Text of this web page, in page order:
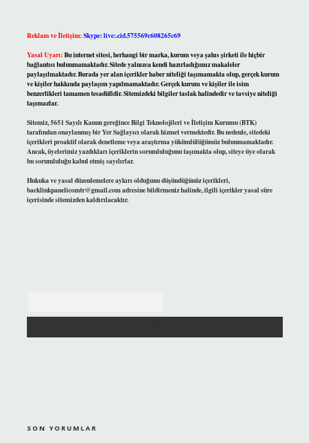
Reklam ve İletişim:Skype: live:.cid.575569c608265c69
Yasal Uyarı:Bu internet sitesi, herhangi bir marka, kurum veya şahıs şirketi ile hiçbir
bağlantısı bulunmamaktadır. Sitede yalnızca kendi hazırladığımız makaleler
paylaşılmaktadır. Burada yer alan içerikler haber niteliği taşımamakta olup, gerçek kurum
ve kişiler hakkında paylaşım yapılmamaktadır. Gerçek kurum ve kişiler ile isim
benzerlikleri tamamen tesadüfidir. Sitemizdeki bilgiler taslak halindedir ve tavsiye niteliği
taşımazlar.
Sitemiz, 5651 Sayılı Kanun gereğince Bilgi Teknolojileri ve İletişim Kurumu (BTK)
tarafından onaylanmış bir Yer Sağlayıcı olarak hizmet vermektedir. Bu nedenle, sitedeki
içerikleri proaktif olarak denetleme veya araştırma yükümlülüğümüz bulunmamaktadır.
Ancak, üyelerimiz yazdıkları içeriklerin sorumluluğunu taşımakta olup, siteye üye olarak
bu sorumluluğu kabul etmiş sayılırlar.
Hukuka ve yasal düzenlemelere aykırı olduğunu düşündüğünüz içerikleri,
backlinkpanelicomtr@gmail.comadresine bildirmeniz halinde, ilgili içerikler yasal süre
içerisinde sitemizden kaldırılacaktır.
SON YORUMLAR